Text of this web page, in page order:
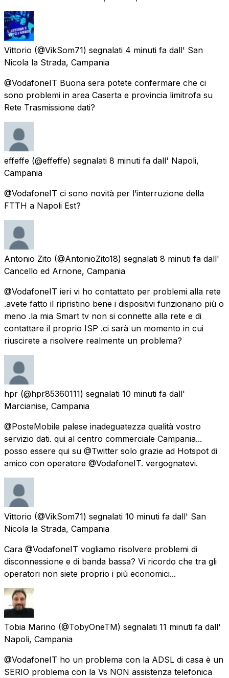
Vittorio (@VikSom71) segnalati 4 minuti fa dall' San
Nicola la Strada, Campania
@VodafoneIT Buona sera potete confermare che ci
sono problemi in area Caserta e provincia limitrofa su
Rete Trasmissione dati?
effeffe (@effeffe) segnalati 8 minuti fa dall' Napoli,
Campania
@VodafoneIT ci sono novità per l’interruzione della
FTTH a Napoli Est?
Antonio Zito (@AntonioZito18) segnalati 8 minuti fa dall'
Cancello ed Arnone, Campania
@VodafoneIT ieri vi ho contattato per problemi alla rete
.avete fatto il ripristino bene i dispositivi funzionano più o
meno .la mia Smart tv non si connette alla rete e di
contattare il proprio ISP .ci sarà un momento in cui
riuscirete a risolvere realmente un problema?
hpr (@hpr85360111) segnalati 10 minuti fa dall'
Marcianise, Campania
@PosteMobile palese inadeguatezza qualità vostro
servizio dati. qui al centro commerciale Campania...
posso essere qui su @Twitter solo grazie ad Hotspot di
amico con operatore @VodafoneIT. vergognatevi.
Vittorio (@VikSom71) segnalati 10 minuti fa dall' San
Nicola la Strada, Campania
Cara @VodafoneIT vogliamo risolvere problemi di
disconnessione e di banda bassa? Vi ricordo che tra gli
operatori non siete proprio i più economici...
Tobia Marino (@TobyOneTM) segnalati 11 minuti fa dall'
Napoli, Campania
@VodafoneIT ho un problema con la ADSL di casa è un
SERIO problema con la Vs NON assistenza telefonica